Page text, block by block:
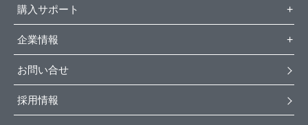
購入サポート
企業情報
お問い合せ
採用情報